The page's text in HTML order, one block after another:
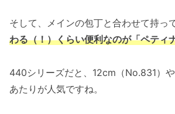
そして、メインの包丁と合わせて持っ
わる（！）くらい便利なのが「ペティ
440シリーズだと、12cm（No.831）
あたりが人気ですね。